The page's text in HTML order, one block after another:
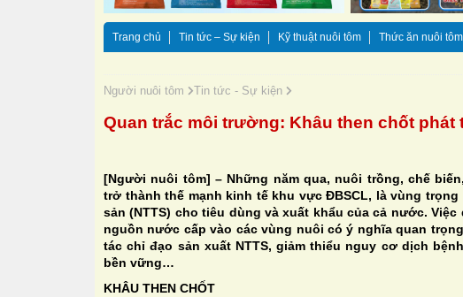
Trang chủ Tin tức – Sự kiện Kỹ thuật nuôi tôm Thức ăn nuôi tôm
Người nuôi tôm Tin tức - Sự kiện
Quan trắc môi trường: Khâu then chốt phát
[Người nuôi tôm] – Những năm qua, nuôi trồng, chế
trở thành thế mạnh kinh tế khu vực ĐBSCL, là vùng
sản (NTTS) cho tiêu dùng và xuất khẩu của cả nước.
nguồn nước cấp vào các vùng nuôi có ý nghĩa quan
tác chỉ đạo sản xuất NTTS, giảm thiểu nguy cơ dịch
bền vững…
KHÂU THEN CHỐT